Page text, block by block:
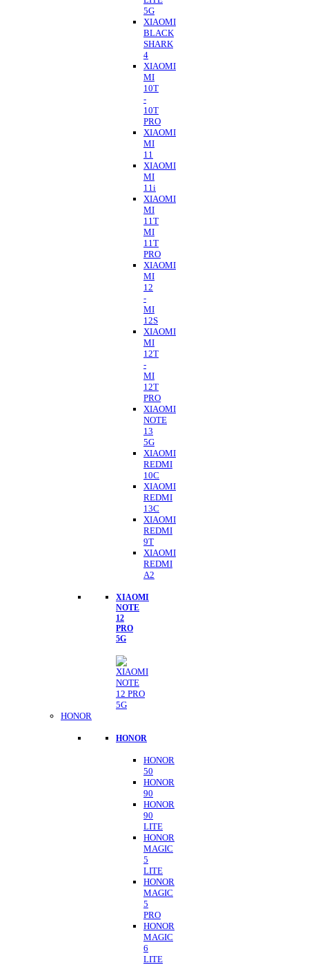
5G
XIAOMI
BLACK
SHARK
4
XIAOMI
MI
10T
-
10T
PRO
XIAOMI
MI
11
XIAOMI
MI
11i
XIAOMI
MI
11T
MI
11T
PRO
XIAOMI
MI
12
-
MI
12S
XIAOMI
MI
12T
-
MI
12T
PRO
XIAOMI
NOTE
13
5G
XIAOMI
REDMI
10C
XIAOMI
REDMI
13C
XIAOMI
REDMI
9T
XIAOMI
REDMI
A2
XIAOMI
NOTE
12
PRO
5G
HONOR
HONOR
HONOR
50
HONOR
90
HONOR
90
LITE
HONOR
MAGIC
5
LITE
HONOR
MAGIC
5
PRO
HONOR
MAGIC
6
LITE